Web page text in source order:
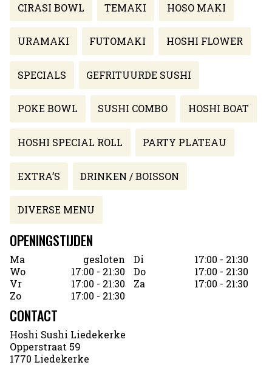
CIRASI BOWL TEMAKI HOSO MAKI
URAMAKI FUTOMAKI HOSHI FLOWER
SPECIALS GEFRITUURDE SUSHI
POKE BOWL SUSHI COMBO HOSHI BOAT
HOSHI SPECIAL ROLL PARTY PLATEAU
EXTRA’S DRINKEN / BOISSON
DIVERSE MENU
OPENINGSTIJDEN
Ma gesloten Di
17:00 - 21:30
Wo
17:00 - 21:30 Do
17:00 - 21:30
Vr
17:00 - 21:30 Za
17:00 - 21:30
Zo
17:00 - 21:30
CONTACT
Hoshi Sushi Liedekerke
Opperstraat 59
1770 Liedekerke